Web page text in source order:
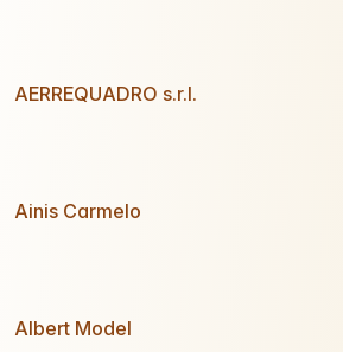
AERREQUADRO s.r.l.
Ainis Carmelo
Albert Model